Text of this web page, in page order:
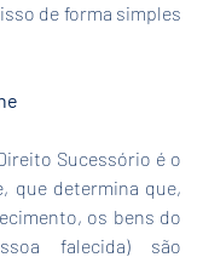
de forma simples
Sucessório é o
que determina que,
os bens do
falecida) são